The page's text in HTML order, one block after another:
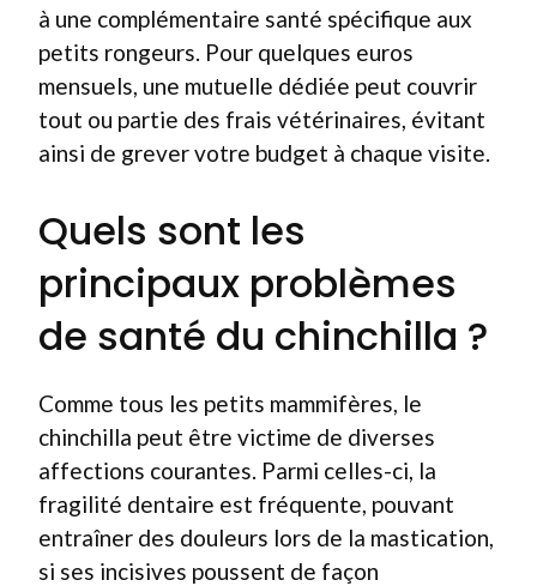
à une complémentaire santé spécifique aux
petits rongeurs. Pour quelques euros
mensuels, une mutuelle dédiée peut couvrir
tout ou partie des frais vétérinaires, évitant
ainsi de grever votre budget à chaque visite.
Quels sont les
principaux problèmes
de santé du chinchilla ?
Comme tous les petits mammifères, le
chinchilla peut être victime de diverses
affections courantes. Parmi celles-ci, la
fragilité dentaire est fréquente, pouvant
entraîner des douleurs lors de la mastication,
si ses incisives poussent de façon